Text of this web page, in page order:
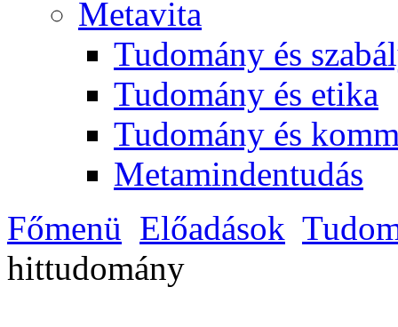
Metavita
Tudomány és
Tudomány és etika
Tudomány és
Metamindentudás
Főmenü Előadások
hittudomány